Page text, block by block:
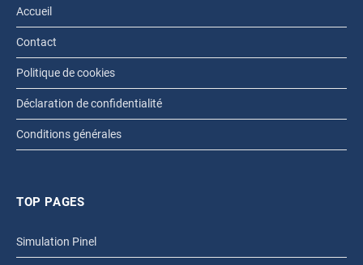
Accueil
Contact
Politique de cookies
Déclaration de confidentialité
Conditions générales
TOP PAGES
Simulation Pinel